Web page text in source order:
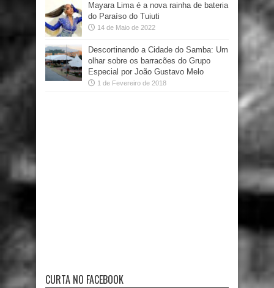
Mayara Lima é a nova rainha de bateria
do Paraíso do Tuiuti
14 de Maio de 2022
Descortinando a Cidade do Samba: Um
olhar sobre os barracões do Grupo
Especial por João Gustavo Melo
1 de Fevereiro de 2018
CURTA NO FACEBOOK